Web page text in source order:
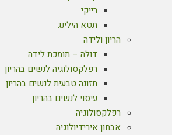
רייקי
תטא הילינג
הריון ולידה
דולה – תומכת לידה
רפלקסולוגיה לנשים בהריון
תזונה טבעית לנשים בהריון
עיסוי לנשים בהריון
רפלקסולוגיה
אבחון אירידיולוגיה